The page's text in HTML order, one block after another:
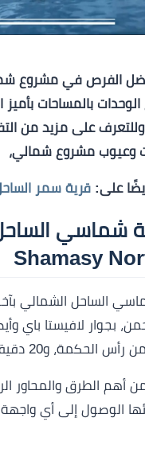
الفرص في مشروع
الوحدات بالمساحات
وللتعرف على مزيد من
وعيوب مشروع شمالي،
على:قرية سمر
شماسي
Shamasy
الساحل الشمالي
بجوار لافيستا باي
أهم الطرق والمحاور
الوصول إلى أي واجهة